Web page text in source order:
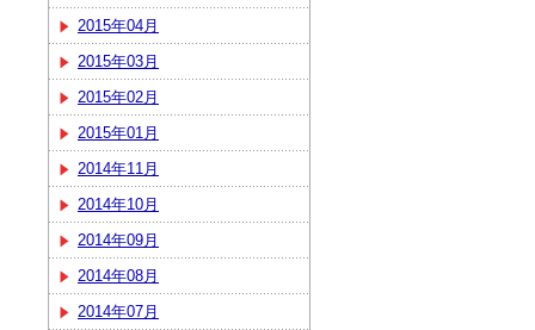
2015年04月
2015年03月
2015年02月
2015年01月
2014年11月
2014年10月
2014年09月
2014年08月
2014年07月